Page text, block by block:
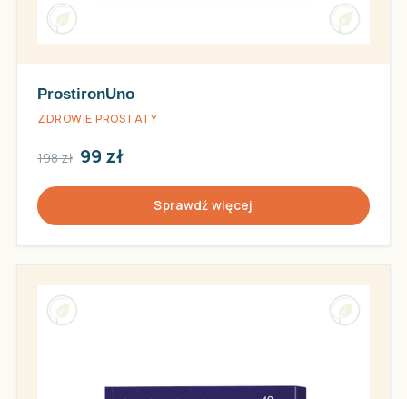
ProstironUno
ZDROWIE PROSTATY
198 zł 99 zł
Sprawdź więcej